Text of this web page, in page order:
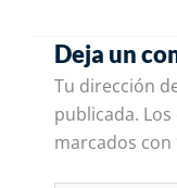
Deja un
Tu dirección
publicada.
marcados con